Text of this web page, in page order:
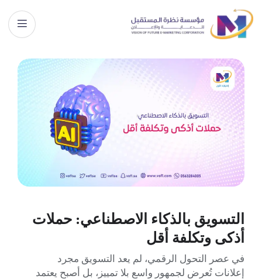
التسويق بالذكاء الاصطناعي: حملات
أذكى وتكلفة أقل
في عصر التحول الرقمي، لم يعد التسويق مجرد
إعلانات تُعرض لجمهور واسع بلا تمييز، بل أصبح يعتمد